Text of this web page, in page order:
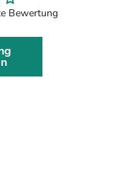
Bewertung